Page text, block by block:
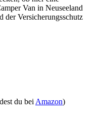
Van in Neuseeland
der Versicherungsschutz
du bei Amazon)